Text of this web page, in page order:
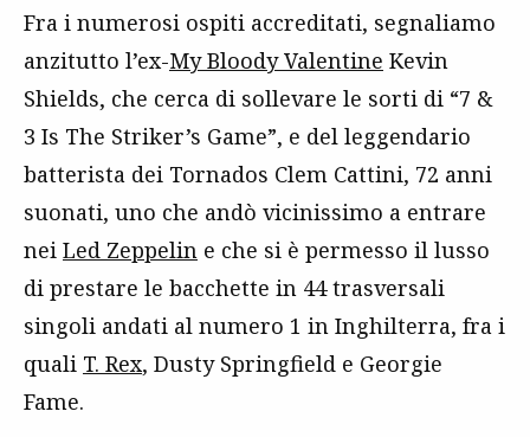
Fra i numerosi ospiti accreditati, segnaliamo
anzitutto l’ex-My Bloody Valentine Kevin
Shields, che cerca di sollevare le sorti di “7 &
3 Is The Striker’s Game”, e del leggendario
batterista dei Tornados Clem Cattini, 72 anni
suonati, uno che andò vicinissimo a entrare
nei Led Zeppelin e che si è permesso il lusso
di prestare le bacchette in 44 trasversali
singoli andati al numero 1 in Inghilterra, fra i
quali T. Rex, Dusty Springfield e Georgie
Fame.